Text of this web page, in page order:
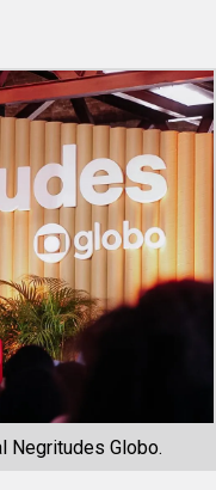
Negritudes Globo.